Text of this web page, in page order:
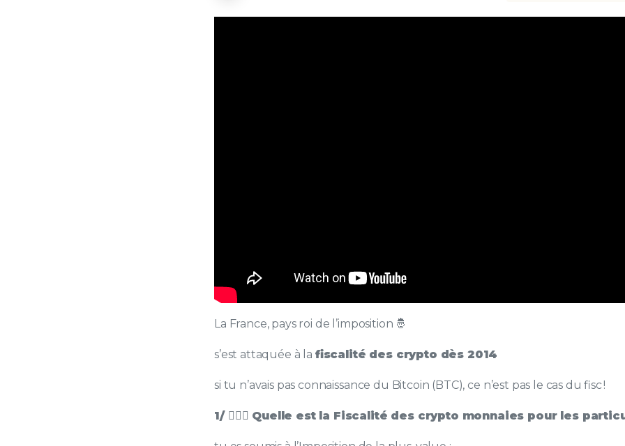
La France, pays roi de l’imposition 🤴
s’est attaquée à la fiscalité des crypto dès 2014
si tu n’avais pas connaissance du Bitcoin (BTC), ce n’est pas le cas du fisc !
1/ 💁🏼‍♂️ Quelle est la Fiscalité des crypto monnaies pour les